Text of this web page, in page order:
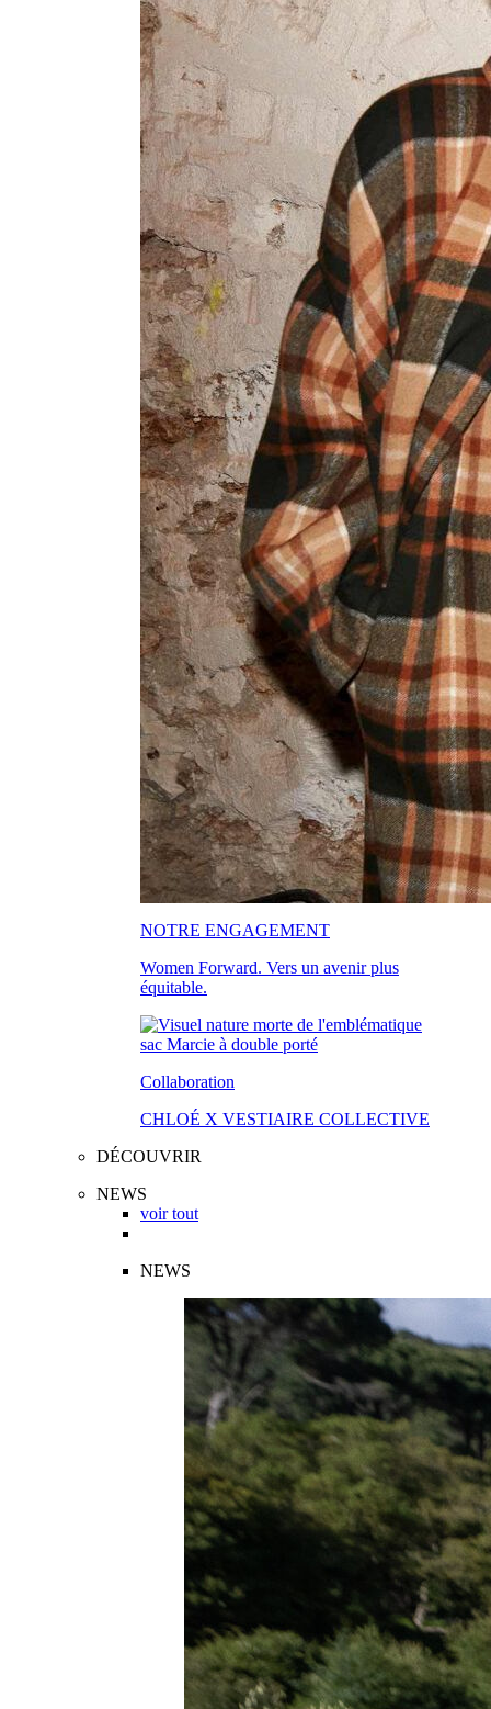
NOTRE ENGAGEMENT
Women Forward. Vers un avenir plus
équitable.
Collaboration
CHLOÉ X VESTIAIRE COLLECTIVE
DÉCOUVRIR
NEWS
voir tout
NEWS